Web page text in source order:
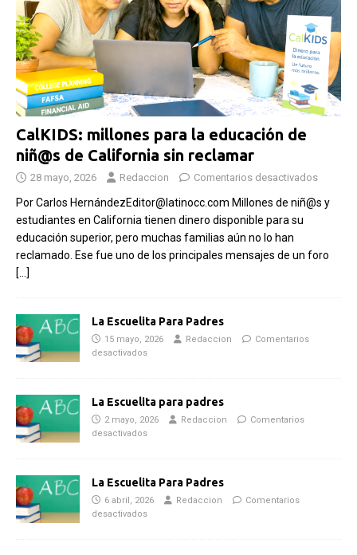
CalKIDS: millones para la educación de
niñ@s de California sin reclamar
28 mayo, 2026 Redaccion Comentarios desactivados
Por Carlos HernándezEditor@latinocc.com Millones de niñ@s y
estudiantes en California tienen dinero disponible para su
educación superior, pero muchas familias aún no lo han
reclamado. Ese fue uno de los principales mensajes de un foro
[…]
La Escuelita Para Padres
15 mayo, 2026 Redaccion
Comentarios
desactivados
La Escuelita para padres
2 mayo, 2026 Redaccion
Comentarios
desactivados
La Escuelita Para Padres
6 abril, 2026 Redaccion
Comentarios
desactivados